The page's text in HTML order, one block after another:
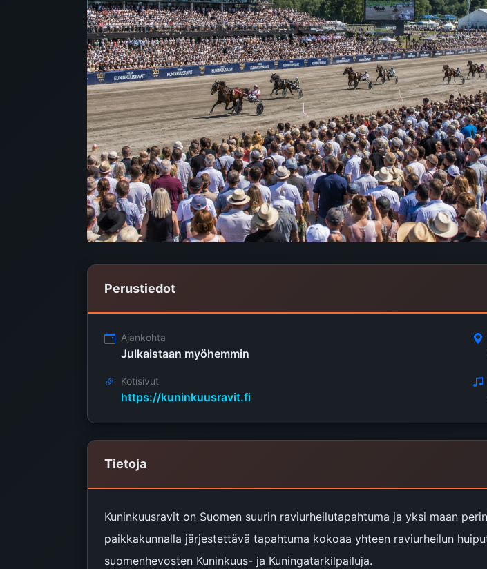
Perustiedot
Ajankohta
Julkaistaan myöhemmin
Kotisivut
https://kuninkuusravit.fi
Tietoja
Kuninkuusravit on Suomen suurin raviurheilutapahtuma ja yksi maan
paikkakunnalla järjestettävä tapahtuma kokoaa yhteen raviurheilun
suomenhevosten Kuninkuus- ja Kuningatarkilpailuja.